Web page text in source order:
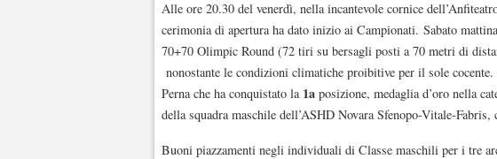
Alle ore 20.30 del venerdì, nella incantevole cornice
cerimonia di apertura ha dato inizio ai Campionati. Sabato
70+70 Olimpic Round (72 tiri su bersagli posti a 70 metri di
nonostante le condizioni climatiche proibitive per il sole
Perna che ha conquistato la 1a posizione, medaglia d’oro nella
della squadra maschile dell’ASHD Novara Sfenopo-Vitale-Fabris,
Buoni piazzamenti negli individuali di Classe maschili per i tre